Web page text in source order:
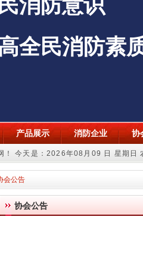
消防意识
全民消防素
产品展示 消防企业 协
！今天是：2026年08月09 日 星期日
会公告
协会公告